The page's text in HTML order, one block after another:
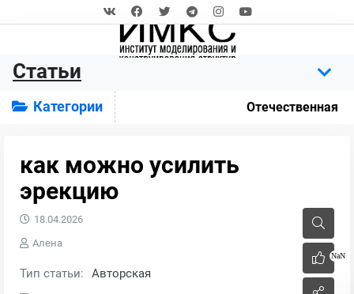
Статьи
Категории Отечественная
как можно усилить
эрекцию
NaN
18.04.2026
Алена
Тип статьи: Авторская